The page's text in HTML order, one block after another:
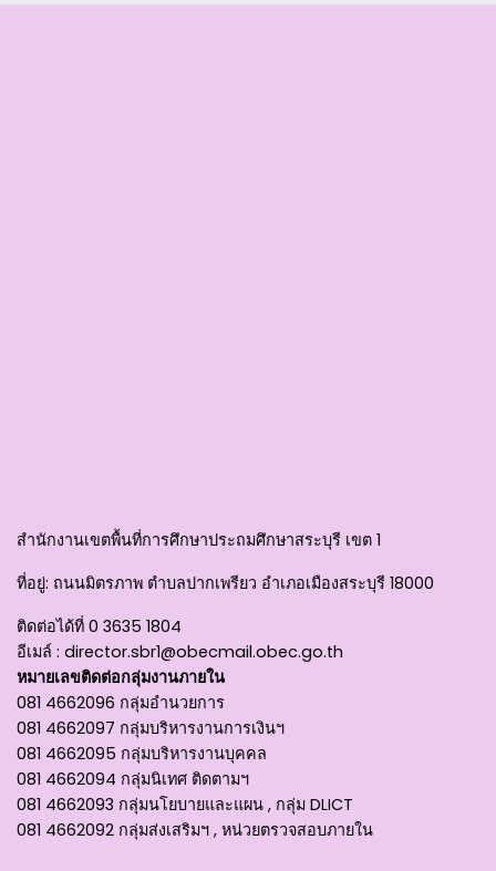
สำนักงานเขตพื้นที่การศึกษาประถมศึกษาสระบุรี เขต 1
ที่อยู่: ถนนมิตรภาพ ตำบลปากเพรียว อำเภอเมืองสระบุรี 18000
ติดต่อได้ที่ 0 3635 1804
อีเมล์ : director.sbr1@obecmail.obec.go.th
หมายเลขติดต่อกลุ่มงานภายใน
081 4662096 กลุ่มอำนวยการ
081 4662097 กลุ่มบริหารงานการเงินฯ
081 4662095 กลุ่มบริหารงานบุคคล
081 4662094 กลุ่มนิเทศ ติดตามฯ
081 4662093 กลุ่มนโยบายและแผน , กลุ่ม DLICT
081 4662092 กลุ่มส่งเสริมฯ , หน่วยตรวจสอบภายใน